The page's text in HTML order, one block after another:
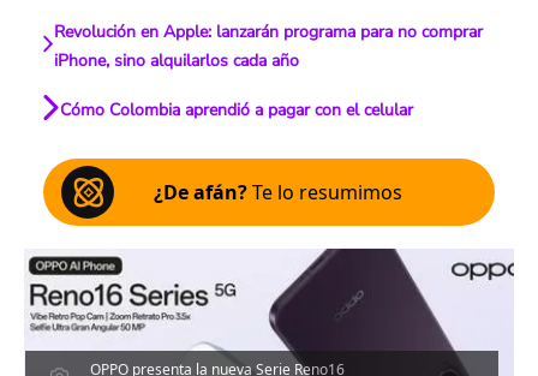
Revolución en Apple: lanzarán programa para no comprar
iPhone, sino alquilarlos cada año
Cómo Colombia aprendió a pagar con el celular
¿De afán?Te lo resumimos
OPPO presenta la nueva Serie Reno16